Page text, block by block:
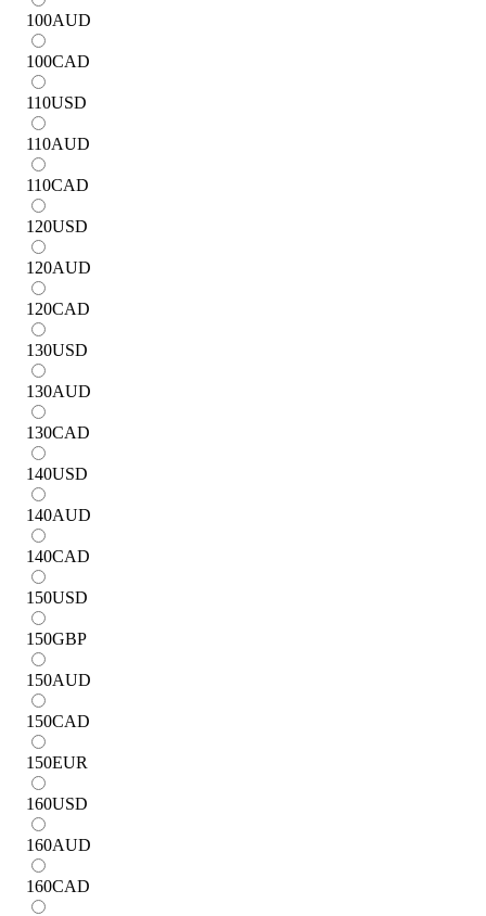
100AUD
100CAD
110USD
110AUD
110CAD
120USD
120AUD
120CAD
130USD
130AUD
130CAD
140USD
140AUD
140CAD
150USD
150GBP
150AUD
150CAD
150EUR
160USD
160AUD
160CAD